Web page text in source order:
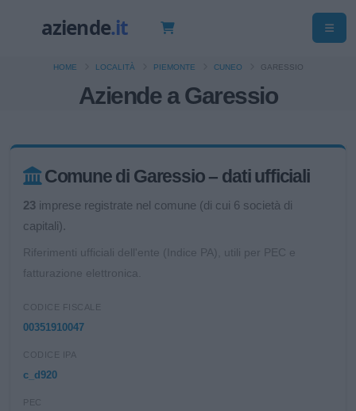
Aziende a Garessio
HOME LOCALITÀ PIEMONTE CUNEO GARESSIO
Comune di Garessio – dati ufficiali
23 imprese registrate nel comune (di cui 6 società di
capitali).
Riferimenti ufficiali dell'ente (Indice PA), utili per PEC e
fatturazione elettronica.
CODICE FISCALE
00351910047
CODICE IPA
c_d920
PEC